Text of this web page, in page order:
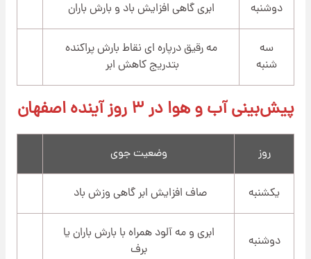
دوشنبه ابری گاهی افزایش باد و بارش باران
سه
شنبه
مه رقیق درپاره ای نقاط بارش پراکنده
بتدریج کاهش ابر
پیش‌بینی آب و هوا در ۳ روز آینده اصفهان
روز وضعیت جوی
یکشنبه صاف افزایش ابر گاهی وزش باد
دوشنبه
ابری و مه آلود همراه با بارش باران یا
برف